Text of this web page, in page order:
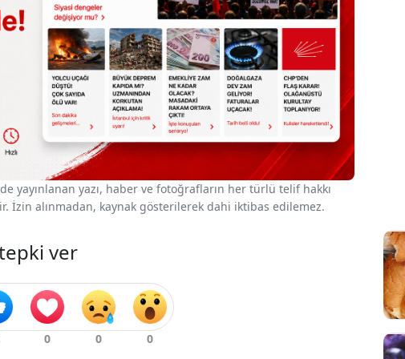
yayınlanan yazı, haber ve fotoğrafların her türlü telif hakkı
İzin alınmadan, kaynak gösterilerek dahi iktibas edilemez.
ver